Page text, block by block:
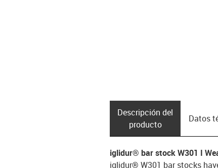
Descripción del
producto
Datos
iglidur® bar stock W301 I
iglidur® W301 bar stocks